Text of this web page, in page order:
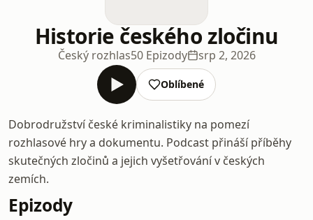
Historie českého zločinu
Český rozhlas50 Epizody srp 2, 2026
Oblíbené
Dobrodružství české kriminalistiky na pomezí
rozhlasové hry a dokumentu. Podcast přináší příběhy
skutečných zločinů a jejich vyšetřování v českých
zemích.
Epizody